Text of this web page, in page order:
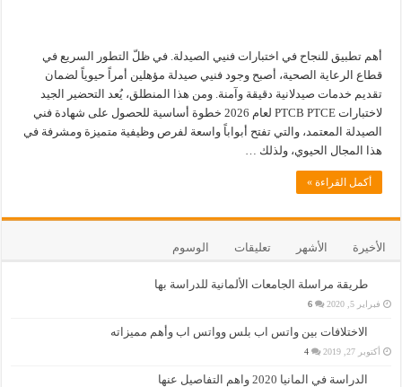
أهم تطبيق للنجاح في اختبارات فنيي الصيدلة. في ظلّ التطور السريع في
قطاع الرعاية الصحية، أصبح وجود فنيي صيدلة مؤهلين أمراً حيوياً لضمان
تقديم خدمات صيدلانية دقيقة وآمنة. ومن هذا المنطلق، يُعد التحضير الجيد
لاختبارات PTCB PTCE لعام 2026 خطوة أساسية للحصول على شهادة فني
الصيدلة المعتمد، والتي تفتح أبواباً واسعة لفرص وظيفية متميزة ومشرفة في
هذا المجال الحيوي، ولذلك …
أكمل القراءة »
الأخيرة الأشهر تعليقات الوسوم
طريقة مراسلة الجامعات الألمانية للدراسة بها
فبراير 5, 2020 6
الاختلافات بين واتس اب بلس وواتس اب وأهم مميزاته
أكتوبر 27, 2019 4
الدراسة في المانيا 2020 واهم التفاصيل عنها